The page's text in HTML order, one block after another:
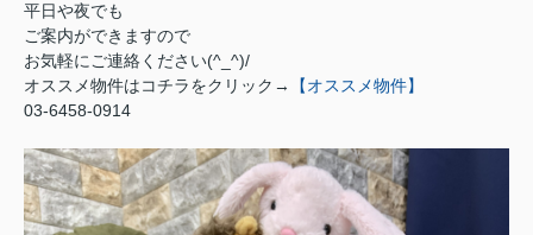
平日や夜でも
ご案内ができますので
お気軽にご連絡ください(^_^)/
オススメ物件はコチラをクリック→
【オススメ物件】
03-6458-0914